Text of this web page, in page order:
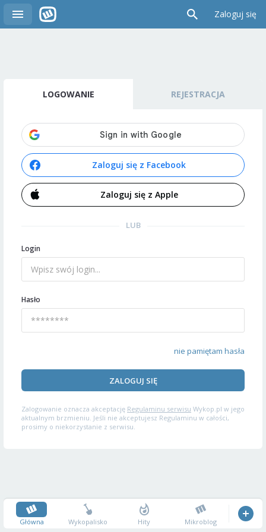
Zaloguj się
LOGOWANIE REJESTRACJA
Zaloguj się z Facebook
Zaloguj się z Apple
LUB
Login
Hasło
nie pamiętam hasła
ZALOGUJ SIĘ
Zalogowanie oznacza akceptację Regulaminu serwisu Wykop.pl w jego
aktualnym brzmieniu. Jeśli nie akceptujesz Regulaminu w całości,
prosimy o niekorzystanie z serwisu.
Główna Wykopalisko Hity Mikroblog